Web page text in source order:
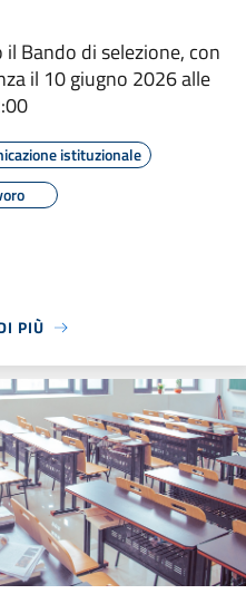
il Bando di selezione, con
il 10 giugno 2026 alle
istituzionale
PIÙ